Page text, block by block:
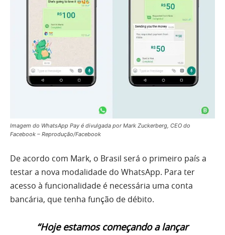
Imagem do WhatsApp Pay é divulgada por Mark Zuckerberg, CEO do
Facebook – Reprodução/Facebook
De acordo com Mark, o Brasil será o primeiro país a
testar a nova modalidade do WhatsApp. Para ter
acesso à funcionalidade é necessária uma conta
bancária, que tenha função de débito.
“Hoje estamos começando a lançar